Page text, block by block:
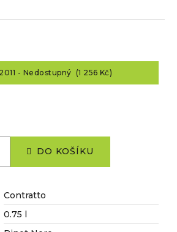
- Nedostupný (1 256 Kč)
DO KOŠÍKU
Contratto
0.75 l